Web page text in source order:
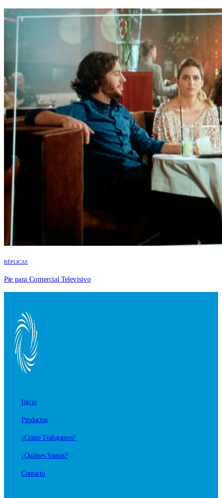
RÉPLICAS
Pie para Comercial Televisivo
Inicio
Productos
¿Cómo Trabajamos?
¿Quiénes Somos?
Contacto